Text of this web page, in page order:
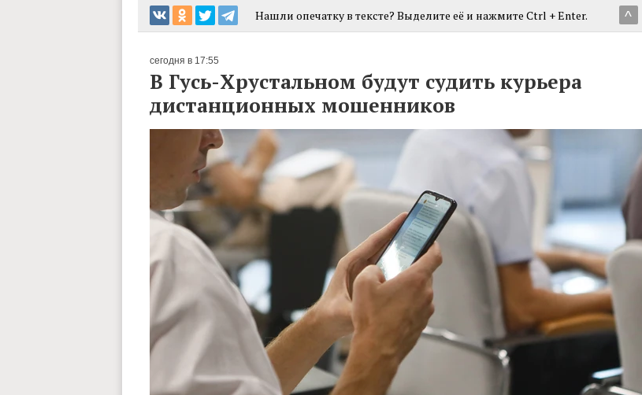
^
Нашли опечатку в тексте? Выделите её и нажмите Ctrl + Enter.
сегодня в 17:55
В Гусь-Хрустальном будут судить курьера
дистанционных мошенников